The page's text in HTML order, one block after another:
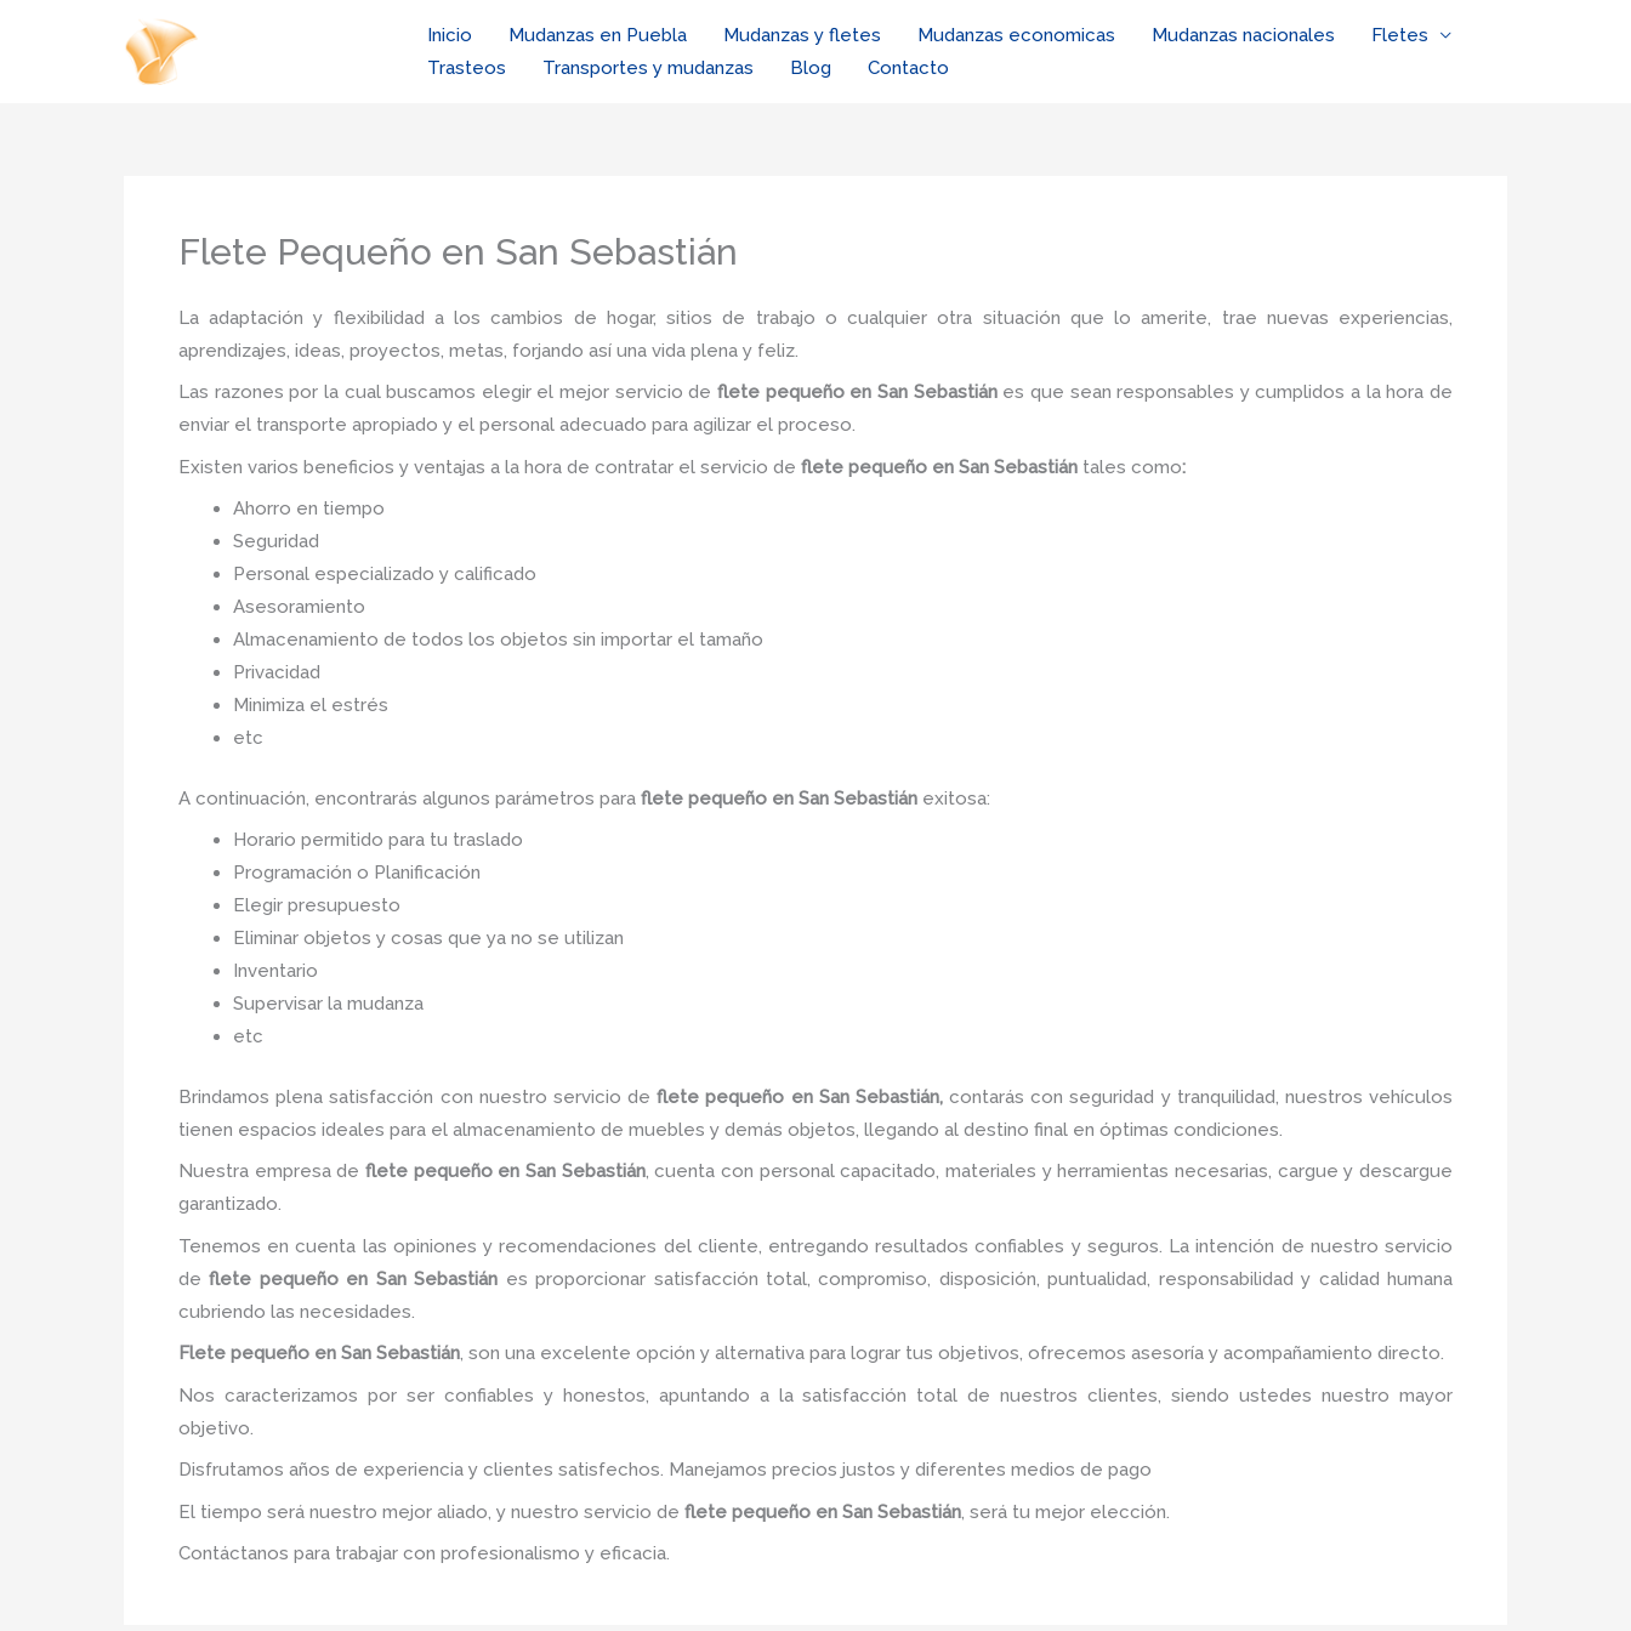
Inicio Mudanzas en Puebla Mudanzas y fletes Mudanzas economicas Mudanzas nacionales
Fletes
Trasteos
Transportes y mudanzas Blog Contacto
Flete Pequeño en San Sebastián
La adaptación y flexibilidad a los cambios de hogar, sitios de trabajo o cualquier otra situación que lo amerite, trae nuevas experiencias,
aprendizajes, ideas, proyectos, metas, forjando así una vida plena y feliz.
Las razones por la cual buscamos elegir el mejor servicio de flete pequeño en San Sebastián es que sean responsables y cumplidos a la hora de
enviar el transporte apropiado y el personal adecuado para agilizar el proceso.
Existen varios beneficios y ventajas a la hora de contratar el servicio de flete pequeño en San Sebastián tales como:
Ahorro en tiempo
Seguridad
Personal especializado y calificado
Asesoramiento
Almacenamiento de todos los objetos sin importar el tamaño
Privacidad
Minimiza el estrés
etc
A continuación, encontrarás algunos parámetros para flete pequeño en San Sebastián exitosa:
Horario permitido para tu traslado
Programación o Planificación
Elegir presupuesto
Eliminar objetos y cosas que ya no se utilizan
Inventario
Supervisar la mudanza
etc
Brindamos plena satisfacción con nuestro servicio de flete pequeño en San Sebastián, contarás con seguridad y tranquilidad, nuestros vehículos
tienen espacios ideales para el almacenamiento de muebles y demás objetos, llegando al destino final en óptimas condiciones.
Nuestra empresa de flete pequeño en San Sebastián, cuenta con personal capacitado, materiales y herramientas necesarias, cargue y descargue
garantizado.
Tenemos en cuenta las opiniones y recomendaciones del cliente, entregando resultados confiables y seguros. La intención de nuestro servicio
de flete pequeño en San Sebastián es proporcionar satisfacción total, compromiso, disposición, puntualidad, responsabilidad y calidad humana
cubriendo las necesidades.
Flete pequeño en San Sebastián, son una excelente opción y alternativa para lograr tus objetivos, ofrecemos asesoría y acompañamiento directo.
Nos caracterizamos por ser confiables y honestos, apuntando a la satisfacción total de nuestros clientes, siendo ustedes nuestro mayor
objetivo.
Disfrutamos años de experiencia y clientes satisfechos. Manejamos precios justos y diferentes medios de pago
El tiempo será nuestro mejor aliado, y nuestro servicio de flete pequeño en San Sebastián , será tu mejor elección.
Contáctanos para trabajar con profesionalismo y eficacia.